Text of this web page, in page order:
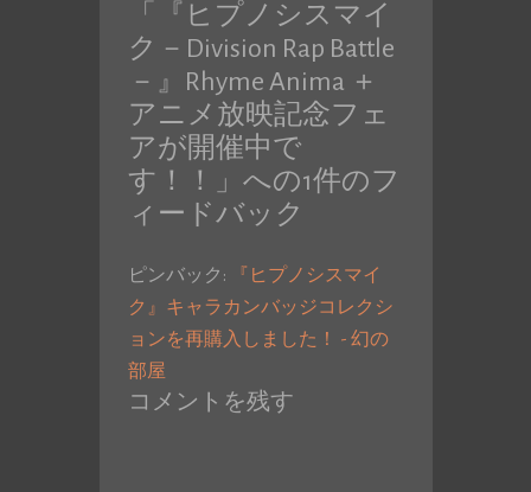
「
『ヒプノシスマイ
ク－Division Rap Battle
－』Rhyme Anima ＋
アニメ放映記念フェ
アが開催中で
す！！
」への1件のフ
ィードバック
ピンバック:
『ヒプノシスマイ
ク』キャラカンバッジコレクシ
ョンを再購入しました！ - 幻の
部屋
コメントを残す